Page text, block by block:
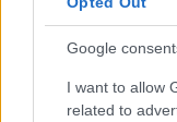
Google
I want to allow
related to